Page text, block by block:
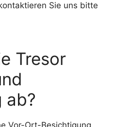
Sie uns bitte
Tresor
ab?
Vor-Ort-Besichtigung